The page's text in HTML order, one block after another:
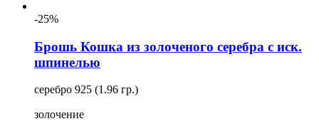
-25%
Брошь Кошка из золоченого серебра с иск.
шпинелью
серебро 925 (1.96 гр.)
золочение